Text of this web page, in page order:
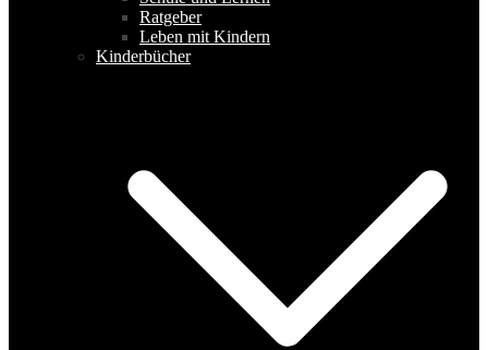
Ratgeber
Leben mit Kindern
Kinderbücher